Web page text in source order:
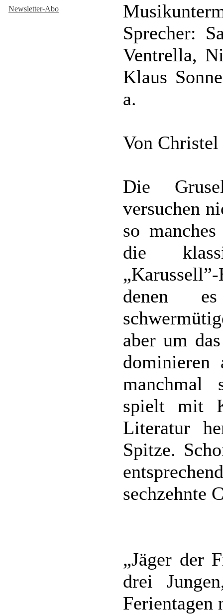
Newsletter-Abo
Sprecher:
Ventrella,
Klaus
a.
Von Christel
Die
versuchen
so
die
denen
aber um
dominieren
manchmal
spielt mit
Literatur
Spitze.
sechzehnte
„Jäger der
drei
Ferientagen